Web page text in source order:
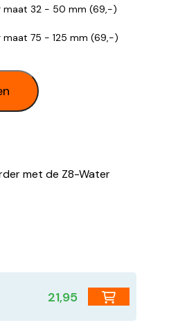
maat 32 - 50 mm (69,-)
75 - 125 mm (69,-)
met de Z8-Water
21,95